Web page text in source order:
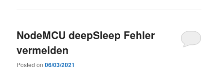
NodeMCU deepSleep Fehler
vermeiden
Posted on06/03/2021